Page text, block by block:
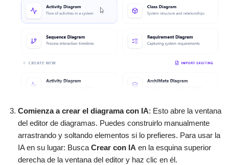
Comienza a crear el diagrama con IA: Esto abre la ventana
del editor de diagramas. Puedes construirlo manualmente
arrastrando y soltando elementos si lo prefieres. Para usar la
IA en su lugar: Busca Crear con IA en la esquina superior
derecha de la ventana del editor y haz clic en él.